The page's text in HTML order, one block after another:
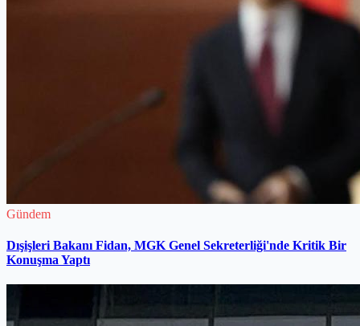
Gündem
Dışişleri Bakanı Fidan, MGK Genel Sekreterliği'nde Kritik Bir
Konuşma Yaptı